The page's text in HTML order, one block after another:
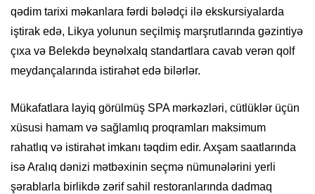
qədim tarixi məkanlara fərdi bələdçi ilə ekskursiyalarda
iştirak edə, Likya yolunun seçilmiş marşrutlarında gəzintiyə
çıxa və Belekdə beynəlxalq standartlara cavab verən qolf
meydançalarında istirahət edə bilərlər.
Mükafatlara layiq görülmüş SPA mərkəzləri, cütlüklər üçün
xüsusi hamam və sağlamlıq proqramları maksimum
rahatlıq və istirahət imkanı təqdim edir. Axşam saatlarında
isə Aralıq dənizi mətbəxinin seçmə nümunələrini yerli
şərablarla birlikdə zərif sahil restoranlarında dadmaq